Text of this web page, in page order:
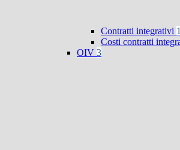
Contratti integrativi
Costi contratti
OIV 3